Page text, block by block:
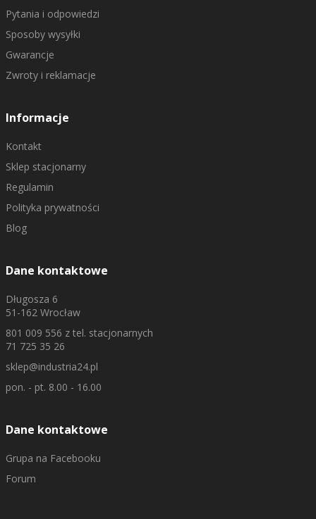
Pytania i odpowiedzi
Sposoby wysyłki
Gwarancje
Zwroty i reklamacje
Informacje
Kontakt
Sklep stacjonarny
Regulamin
Polityka prywatności
Blog
Dane kontaktowe
Długosza 6
51-162 Wrocław
801 009 556 z tel. stacjonarnych
71 725 35 26
sklep@industria24.pl
pon. - pt. 8.00 - 16.00
Dane kontaktowe
Grupa na Facebooku
Forum